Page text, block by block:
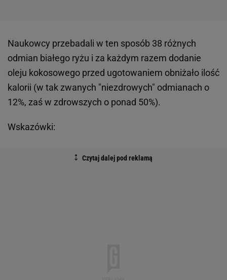
Naukowcy przebadali w ten sposób 38 różnych
odmian białego ryżu i za każdym razem dodanie
oleju kokosowego przed ugotowaniem obniżało ilość
kalorii (w tak zwanych "niezdrowych" odmianach o
12%, zaś w zdrowszych o ponad 50%).
Wskazówki: